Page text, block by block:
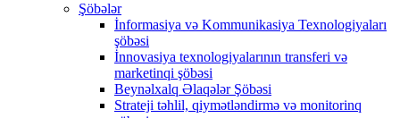
Şöbələr
İnformasiya və Kommunikasiya Texnologiyaları
şöbəsi
İnnovasiya texnologiyalarının transferi və
marketinqi şöbəsi
Beynəlxalq Əlaqələr Şöbəsi
Strateji təhlil, qiymətləndirmə və monitorinq